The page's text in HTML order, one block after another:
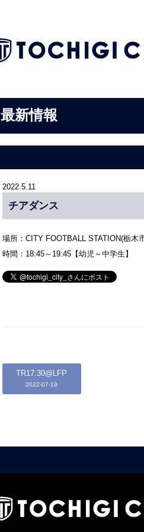
最新情報
2022.5.11
チアダンス
場所：CITY FOOTBALL STATION(栃木
時間：18:45～19:45【幼児～中学生】
TR17:30@LFP
2022-07-19